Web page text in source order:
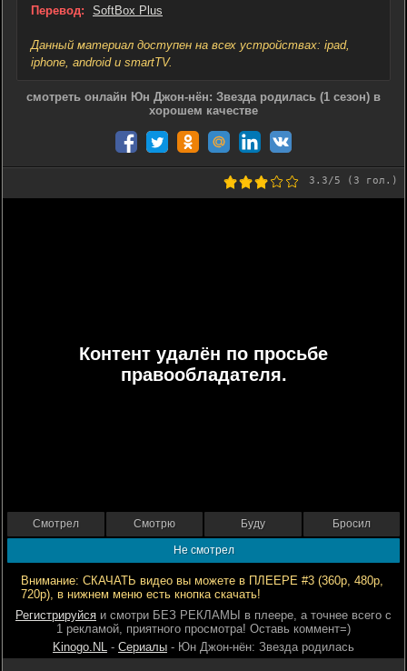
Перевод: SoftBox Plus
Данный материал доступен на всех устройствах: ipad,
iphone, android и smartTV.
смотреть онлайн Юн Джон-нён: Звезда родилась (1 сезон) в
хорошем качестве
3.3/5 (3 гол.)
Контент удалён по просьбе
правообладателя.
Смотрел Смотрю Буду Бросил
Не смотрел
Внимание: СКАЧАТЬ видео вы можете в ПЛЕЕРЕ #3 (360р, 480р,
720р), в нижнем меню есть кнопка скачать!
Регистрируйся и смотри БЕЗ РЕКЛАМЫ в плеере, а точнее всего с
1 рекламой, приятного просмотра! Оставь коммент=)
Kinogo.NL - Сериалы - Юн Джон-нён: Звезда родилась